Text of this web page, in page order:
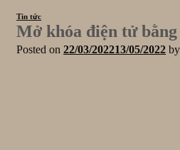
Tin tức
Mở khóa điện tử
Posted on 22/03/202213/05/2022 by